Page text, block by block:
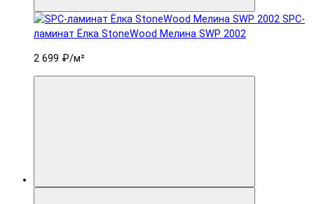
SPC-
ламинат Ëлка StoneWood Мелина SWP 2002
2 699 ₽/м²